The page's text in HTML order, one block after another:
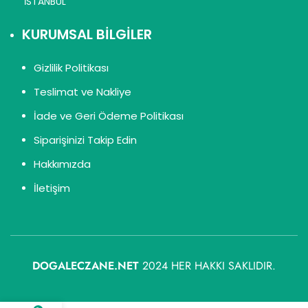
KURUMSAL BİLGİLER
Gizlilik Politikası
Teslimat ve Nakliye
İade ve Geri Ödeme Politikası
Siparişinizi Takip Edin
Hakkımızda
İletişim
DOGALECZANE.NET 2024 HER HAKKI SAKLIDIR.